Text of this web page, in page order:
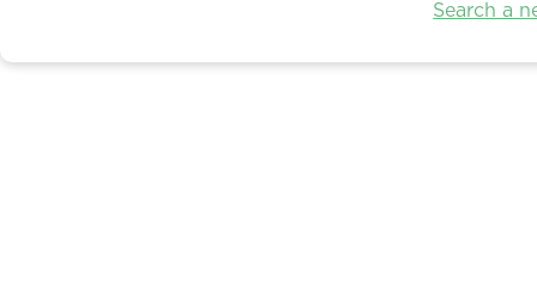
Search a